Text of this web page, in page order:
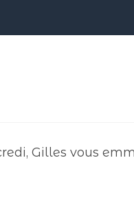
Gilles vous